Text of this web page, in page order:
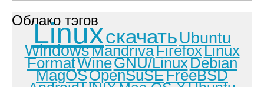
Облако тэгов
Linuxскачать Ubuntu
WindowsMandrivaFirefoxLinux
FormatWineGNU/LinuxDebian
MagOSOpenSuSEFreeBSD